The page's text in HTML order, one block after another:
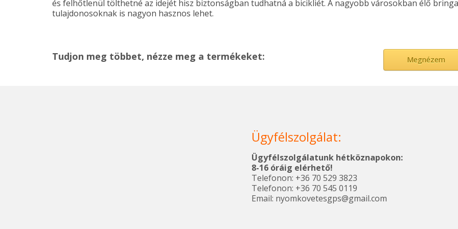
és felhőtlenül tölthetné az idejét hisz biztonságban tudhatná a bicikliét. A nagyobb városokban élő bringa
tulajdonosoknak is nagyon hasznos lehet.
Tudjon meg többet, nézze meg a termékeket: Megnézem
Ügyfélszolgálat:
Ügyfélszolgálatunk hétköznapokon:
8-16 óráig elérhető!
Telefonon: +36 70 529 3823
Telefonon: +36 70 545 0119
Email: nyomkovetesgps@gmail.com